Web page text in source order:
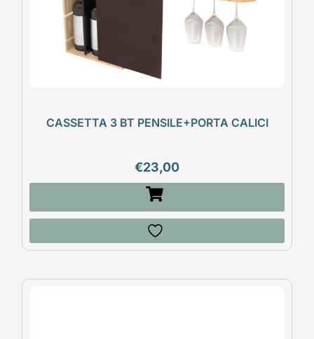
CASSETTA 3 BT PENSILE+PORTA CALICI
€23,00